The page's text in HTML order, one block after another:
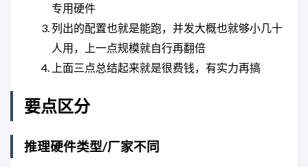
专用硬件
列出的配置也就是能跑，并发大概也就够小几十
人用，上一点规模就自行再翻倍
上面三点总结起来就是很费钱，有实力再搞
要点区分
推理硬件类型/厂家不同